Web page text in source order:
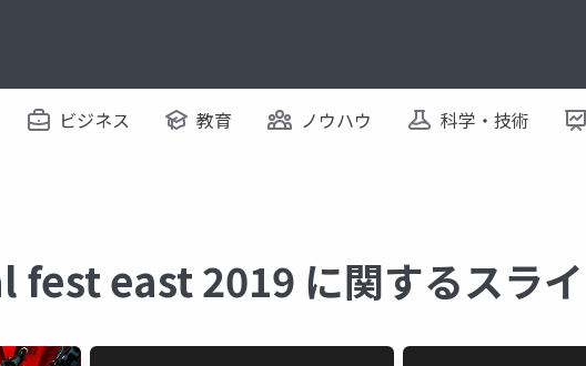
ビジネス 教育 ノウハウ 科学・技術
fest east 2019 に関するスラ